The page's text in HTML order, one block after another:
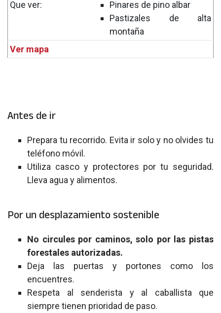
Que ver:
Pinares de pino albar
Pastizales de alta
montaña
Ver mapa
Antes de ir
Prepara tu recorrido. Evita ir solo y no olvides tu
teléfono móvil.
Utiliza casco y protectores por tu seguridad.
Lleva agua y alimentos.
Por un desplazamiento sostenible
No circules por caminos, solo por las pistas
forestales autorizadas.
Deja las puertas y portones como los
encuentres.
Respeta al senderista y al caballista que
siempre tienen prioridad de paso.